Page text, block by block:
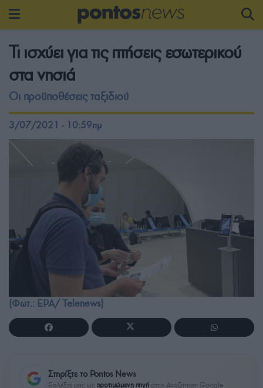
Τι ισχύει για τις πτήσεις εσωτερικού
στα νησιά
Οι προϋποθέσεις ταξιδιού
3/07/2021 - 10:59πμ
(Φωτ.: EPA/ Telenews)
Στηρίξτε το Pontos News
Επιλέξτε μας ως προτιμώμενη πηγή στην Αναζήτηση Google